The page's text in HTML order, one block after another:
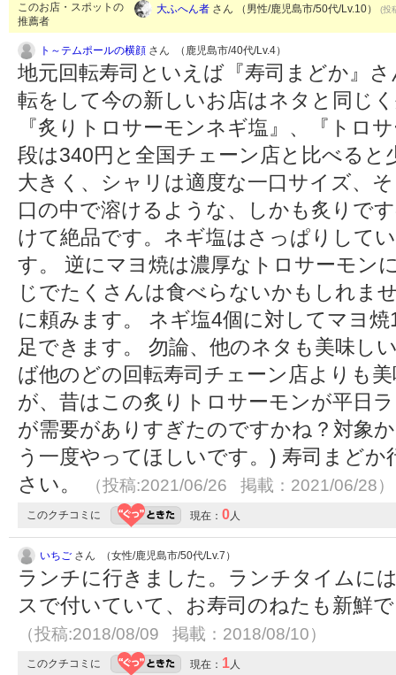
このお店・スポットの
推薦者
大ふへん者 さん （男性/鹿児島市/50代/Lv.10） (投
ト～テムポールの横顔 さん （鹿児島市/40代/Lv.4）
地元回転寿司といえば『寿司まどか』
転をして今の新しいお店はネタと同じ
『炙りトロサーモンネギ塩』、『トロ
段は340円と全国チェーン店と比べる
大きく、シャリは適度な一口サイズ、
口の中で溶けるような、しかも炙りで
けて絶品です。ネギ塩はさっぱりして
す。 逆にマヨ焼は濃厚なトロサーモン
じでたくさんは食べらないかもしれま
に頼みます。 ネギ塩4個に対してマヨ
足できます。 勿論、他のネタも美味し
ば他のどの回転寿司チェーン店よりも
が、昔はこの炙りトロサーモンが平日
が需要がありすぎたのですかね？対象
う一度やってほしいです。) 寿司まど
さい。
（投稿:2021/06/26 掲載：2021/06/28）
このクチコミに 現在： 0人
いちご さん （女性/鹿児島市/50代/Lv.7）
ランチに行きました。ランチタイムに
スで付いていて、お寿司のねたも新鮮
（投稿:2018/08/09 掲載：2018/08/10）
このクチコミに 現在： 1人